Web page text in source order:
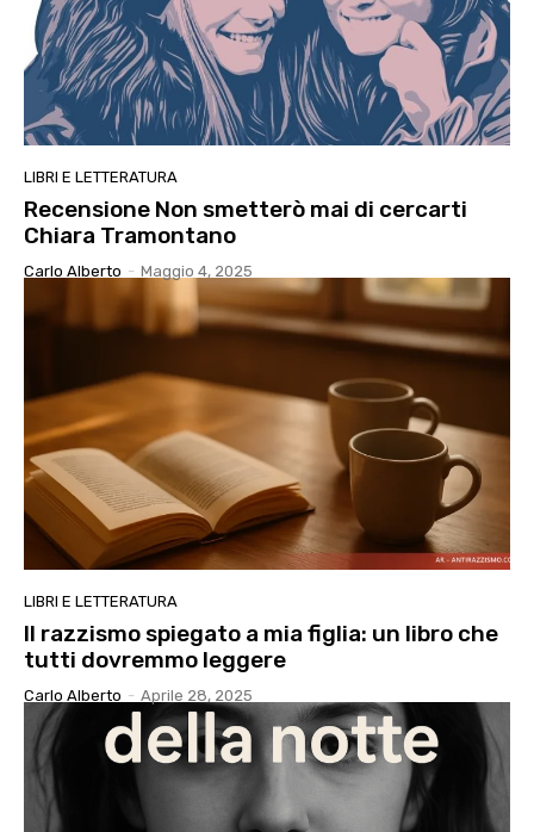
LIBRI E LETTERATURA
Recensione Non smetterò mai di cercarti
Chiara Tramontano
Carlo Alberto - Maggio 4, 2025
LIBRI E LETTERATURA
Il razzismo spiegato a mia figlia: un libro che
tutti dovremmo leggere
Carlo Alberto - Aprile 28, 2025